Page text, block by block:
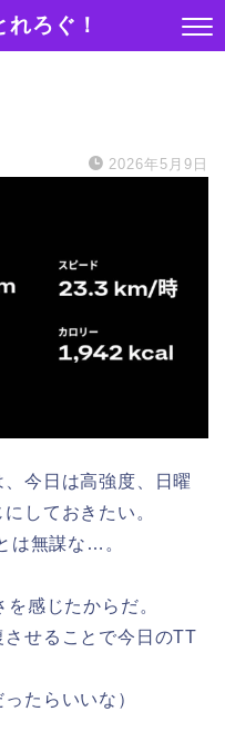
ろぐ！
2026年5月9日
今日は高強度、日曜
しておきたい。
は無謀な…。
感じたからだ。
せることで今日のTT
たらいいな）